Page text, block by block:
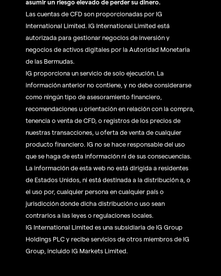
asumir un riesgo elevado de perder su dinero.
Las cuentas de CFD son proporcionadas por IG
International Limited. IG International Limited está
autorizada para gestionar negocios de inversión y
negocios de activos digitales por la Autoridad Monetaria
de las Bermudas.
IG proporciona un servicio de solo ejecución. La
información anterior no contiene, y no debe considerarse
como ningún tipo de asesoramiento financiero,
recomendaciones u orientación en relación con la compra,
tenencia o venta de CFD, o registros de los precios de
nuestras transacciones, u oferta de venta de cualquier
producto financiero. IG no se hace responsable del uso
que se haga de esta información ni de sus consecuencias.
La información de esta web no está dirigida a residentes
de Estados Unidos, ni está destinada a la distribución a, o
el uso por, cualquier persona en cualquier país o
jurisdicción donde dicha distribución o uso sean
contrarios a las leyes o regulaciones locales.
IG International Limited es una subsidiaria de IG Group
Holdings PLC y recibe servicios de otros miembros de IG
Group, incluido IG Markets Limited.